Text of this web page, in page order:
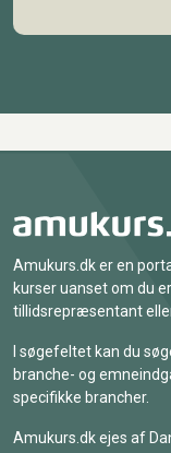
Amukurs.dk er en
kurser uanset om du
tillidsrepræsentant
I søgefeltet kan du
branche- og
specifikke brancher.
Amukurs.dk ejes af